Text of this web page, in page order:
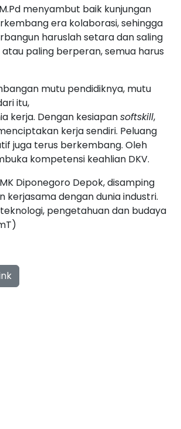
menyambut baik kunjungan
era kolaborasi, sehingga
haruslah setara dan saling
paling berperan, semua harus
mutu pendidiknya, mutu
itu,
kerja. Dengan kesiapansoftskill,
kerja sendiri. Peluang
juga terus berkembang. Oleh
kompetensi keahlian DKV.
Diponegoro Depok, disamping
kerjasama dengan dunia industri.
pengetahuan dan budaya